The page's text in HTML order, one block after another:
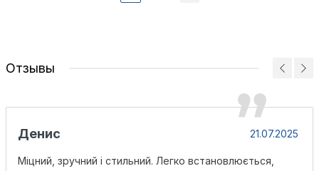
Отзывы
Денис 21.07.2025
Міцний, зручний і стильний. Легко встановлюється,